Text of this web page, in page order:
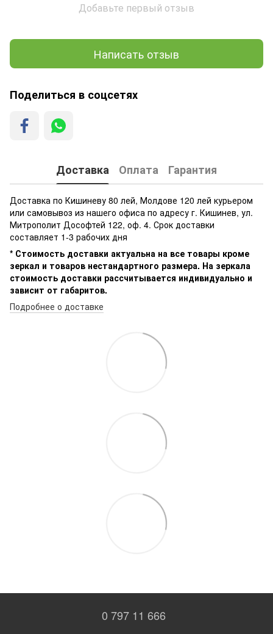
Добавьте первый отзыв
Написать отзыв
Поделиться в соцсетях
Доставка Оплата Гарантия
Доставка по Кишиневу 80 лей, Молдове 120 лей курьером
или самовывоз из нашего офиса по адресу г. Кишинев, ул.
Митрополит Дософтей 122, оф. 4. Срок доставки
составляет 1-3 рабочих дня
* Стоимость доставки актуальна на все товары кроме
зеркал и товаров нестандартного размера. На зеркала
стоимость доставки рассчитывается индивидуально и
зависит от габаритов.
Подробнее о доставке
0 797 11 666